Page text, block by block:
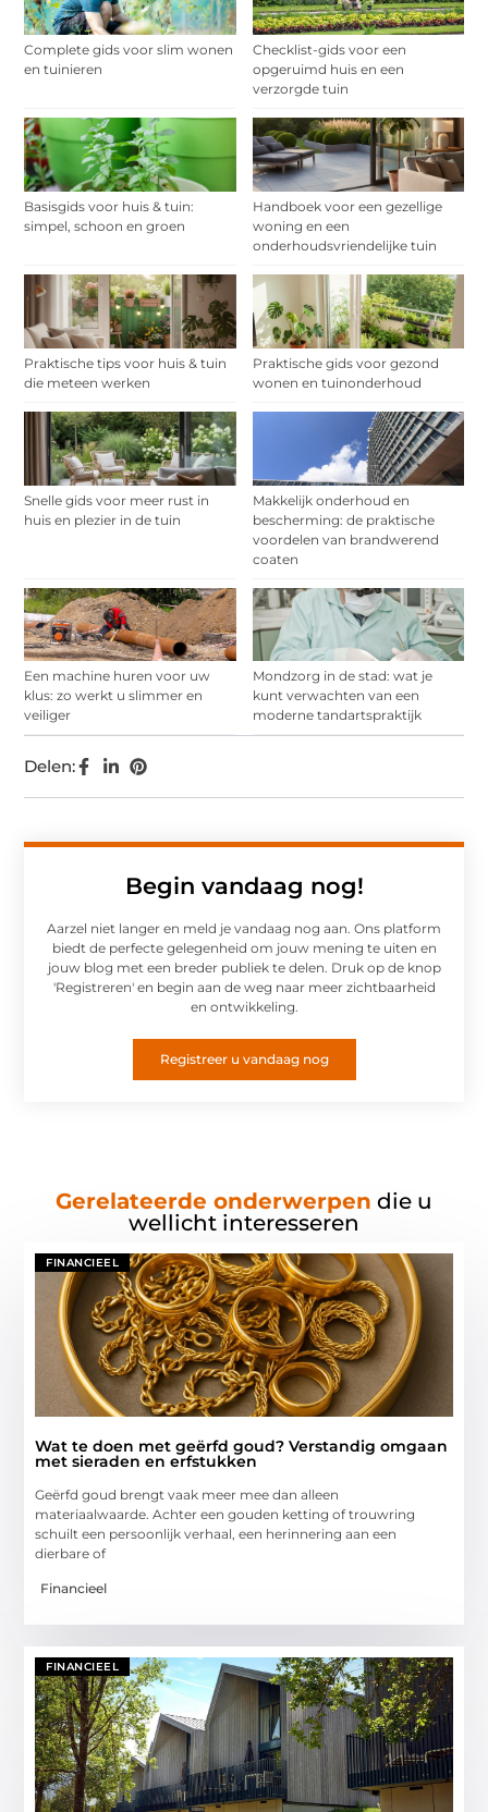
Complete gids voor slim wonen
en tuinieren
Checklist-gids voor een
opgeruimd huis en een
verzorgde tuin
Basisgids voor huis & tuin:
simpel, schoon en groen
Handboek voor een gezellige
woning en een
onderhoudsvriendelijke tuin
Praktische tips voor huis & tuin
die meteen werken
Praktische gids voor gezond
wonen en tuinonderhoud
Snelle gids voor meer rust in
huis en plezier in de tuin
Makkelijk onderhoud en
bescherming: de praktische
voordelen van brandwerend
coaten
Een machine huren voor uw
klus: zo werkt u slimmer en
veiliger
Mondzorg in de stad: wat je
kunt verwachten van een
moderne tandartspraktijk
Begin vandaag nog!
Aarzel niet langer en meld je vandaag nog aan. Ons platform
biedt de perfecte gelegenheid om jouw mening te uiten en
jouw blog met een breder publiek te delen. Druk op de knop
'Registreren' en begin aan de weg naar meer zichtbaarheid
en ontwikkeling.
Registreer u vandaag nog
Delen:
Gerelateerde onderwerpen die u
wellicht interesseren
FINANCIEEL
Wat te doen met geërfd goud? Verstandig omgaan
met sieraden en erfstukken
Geërfd goud brengt vaak meer mee dan alleen
materiaalwaarde. Achter een gouden ketting of trouwring
schuilt een persoonlijk verhaal, een herinnering aan een
dierbare of
Financieel
FINANCIEEL